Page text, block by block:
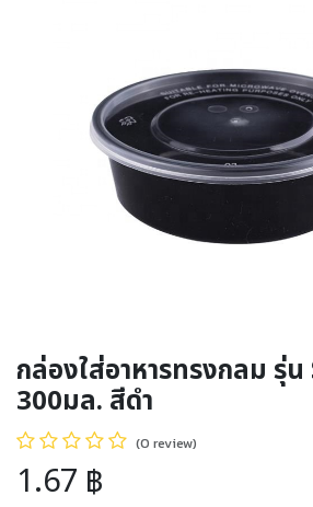
กล่องใส่อาหารทรงกลม รุ่
300มล. สีดำ
(0 review)
1.67 ฿